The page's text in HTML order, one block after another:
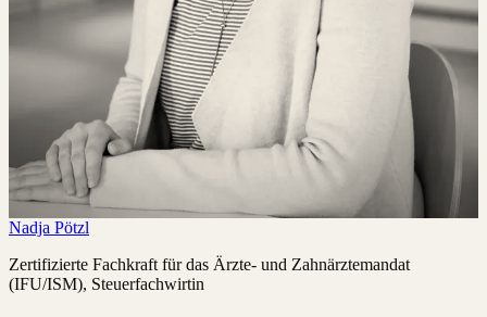
Nadja Pötzl
Zertifizierte Fachkraft für das Ärzte- und Zahnärztemandat
(IFU/ISM), Steuerfachwirtin